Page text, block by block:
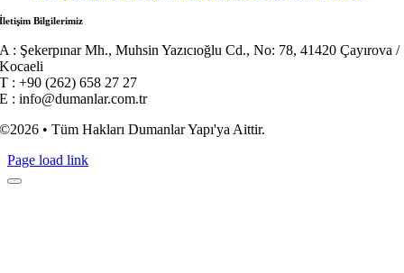
İletişim Bilgilerimiz
A : Şekerpınar Mh., Muhsin Yazıcıoğlu Cd., No: 78, 41420 Çayırova /
Kocaeli
T : +90 (262) 658 27 27
E : info@dumanlar.com.tr
©2026 • Tüm Hakları Dumanlar Yapı'ya Aittir.
Page load link